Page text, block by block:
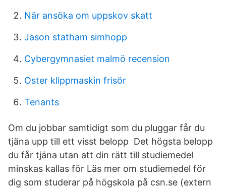
När ansöka om uppskov skatt
Jason statham simhopp
Cybergymnasiet malmö recension
Oster klippmaskin frisör
Tenants
Om du jobbar samtidigt som du pluggar får du
tjäna upp till ett visst belopp Det högsta belopp
du får tjäna utan att din rätt till studiemedel
minskas kallas för Läs mer om studiemedel för
dig som studerar på högskola på csn.se (extern